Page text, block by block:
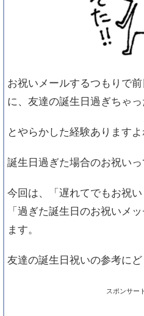
お祝いメールするつもりで
に、友達の誕生日過ぎちゃっ
とやらかした経験ありますよ
誕生日過ぎた場合のお祝い
今回は、「遅れてでもお祝
「過ぎた誕生日のお祝いメ
ます。
友達の誕生日祝いの参考にど
スポンサー